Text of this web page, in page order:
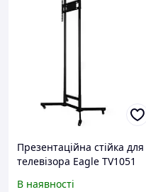
Презентаційна стійка для
телевізора Eagle TV1051
В наявності